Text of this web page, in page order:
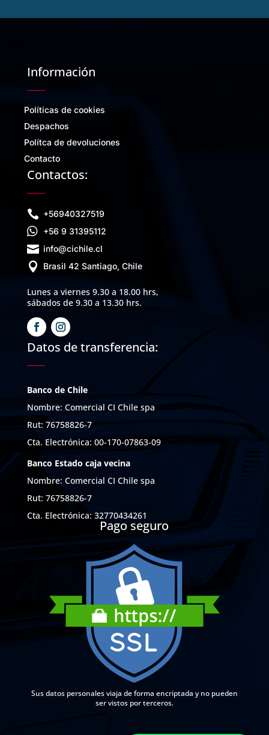
Información
Políticas de cookies
Despachos
Polítca de devoluciones
Contacto
Contactos:
 +56940327519
 +56 9 31395112
 info@cichile.cl
 Brasil 42 Santiago, Chile
Lunes a viernes 9.30 a 18.00 hrs,
sábados de 9.30 a 13.30 hrs.
Datos de transferencia:
Banco de Chile
Nombre: Comercial CI Chile spa
Rut: 76758826-7
Cta. Electrónica: 00-170-07863-09
Banco Estado caja vecina
Nombre: Comercial CI Chile spa
Rut: 76758826-7
Cta. Electrónica: 32770434261
Pago seguro
Sus datos personales viaja de forma encriptada y no pueden
ser vistos por terceros.